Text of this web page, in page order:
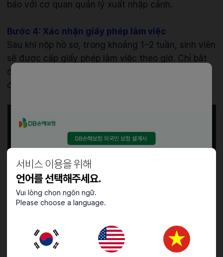
서비스 이용을 위해
언어를 선택해주세요.
Vui lòng chọn ngôn ngữ.
Please choose a language.
báo với cơ quan quản lý xuất nhập cảnh.
Bước 4: Xác nhận giấy phép làm việc
Sau khi nộp hồ sơ, trong khoảng 1–2 tuần, sinh viên
sẽ được cấp giấy phép làm việc theo giờ. Chỉ bắt
đầu cho làm việc sau khi đã xác nhận giấy phép
được cấp.